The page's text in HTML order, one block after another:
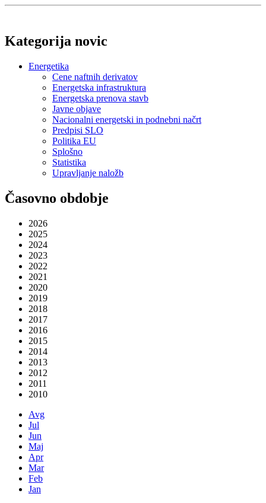
Kategorija novic
Energetika
Cene naftnih derivatov
Energetska infrastruktura
Energetska prenova stavb
Javne objave
Nacionalni energetski in podnebni načrt
Predpisi SLO
Politika EU
Splošno
Statistika
Upravljanje naložb
Časovno obdobje
2026
2025
2024
2023
2022
2021
2020
2019
2018
2017
2016
2015
2014
2013
2012
2011
2010
Avg
Jul
Jun
Maj
Apr
Mar
Feb
Jan